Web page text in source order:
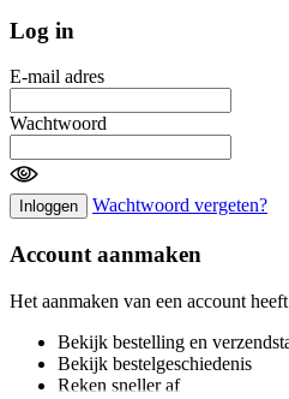
Log in
E-mail adres
Wachtwoord
Inloggen Wachtwoord vergeten?
Account aanmaken
Het aanmaken van een account
Bekijk bestelling en
Bekijk bestelgeschiedenis
Reken sneller af